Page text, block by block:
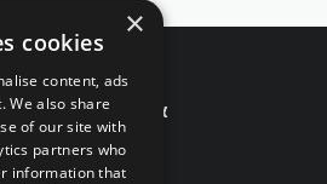
זמינים
אפשר גם בטלפון 077-998-5397
6808*
×
cookies
content, ads
We also share
of our site with
partners who
information that